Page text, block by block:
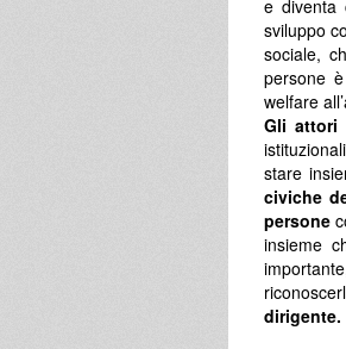
e diventa
sviluppo
sociale,
persone
welfare
Gli attori
stare
civiche
persone
insieme
dirigente.